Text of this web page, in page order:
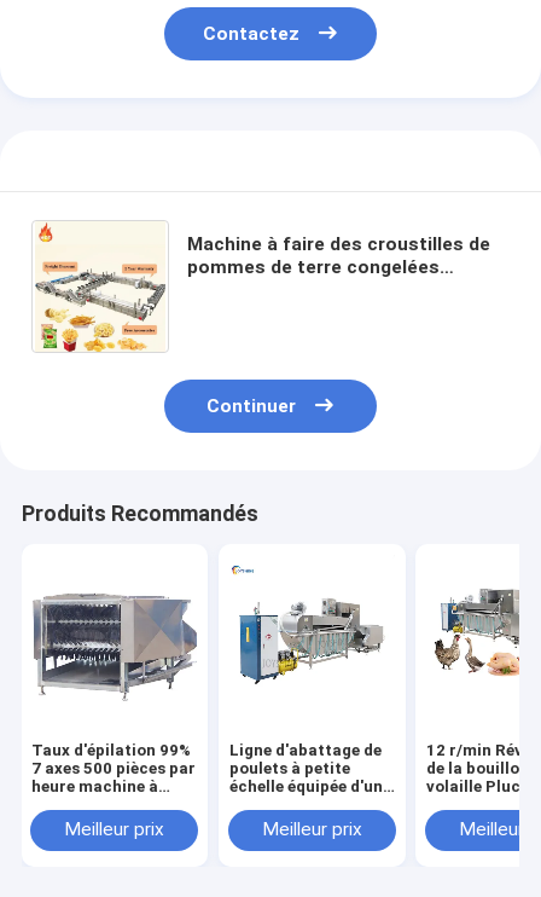
Contactez
Machine à faire des croustilles de
pommes de terre congelées
Continuer
Produits Recommandés
Taux d'épilation 99%
7 axes 500 pièces par
heure machine à
Meilleur prix
Ligne d'abattage de
poulets à petite
échelle équipée d'un
décapage des plumes
à chauffage au gaz
Meilleur prix
12 r/min
de la bouilloire
volaille
technologies
conception de
Meilleur